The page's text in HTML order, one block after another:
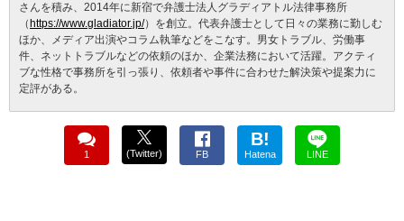
さんを積み、2014年に新宿で弁護士法人グラディアトル法律事務所
（ https://www.gladiator.jp/）を創立。代表弁護士として日々の業務に勤しむ
ほか、メディア出演やコラム執筆などをこなす。男女トラブル、労働事
件、ネットトラブルなどの依頼のほか、企業法務において活躍。アクティ
ブな性格で事務所を引っ張り、依頼者や事件に合わせた解決策や提案力に
定評がある。
1 (Twitter) FB
B!
Hatena LINE